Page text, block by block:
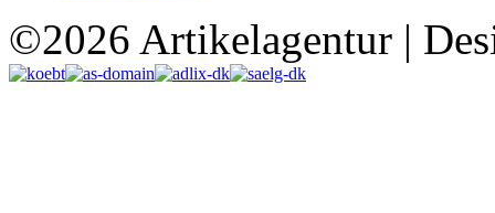
©2026 Artikelagentur |